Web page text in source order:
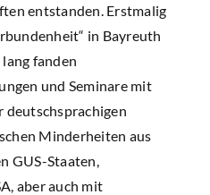
entstanden. Erstmalig
in Bayreuth
fanden
und Seminare mit
deutschsprachigen
Minderheiten aus
GUS-Staaten,
aber auch mit